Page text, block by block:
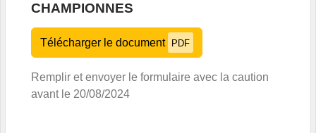
CHAMPIONNES
Télécharger le document PDF
Remplir et envoyer le formulaire avec la caution
avant le 20/08/2024